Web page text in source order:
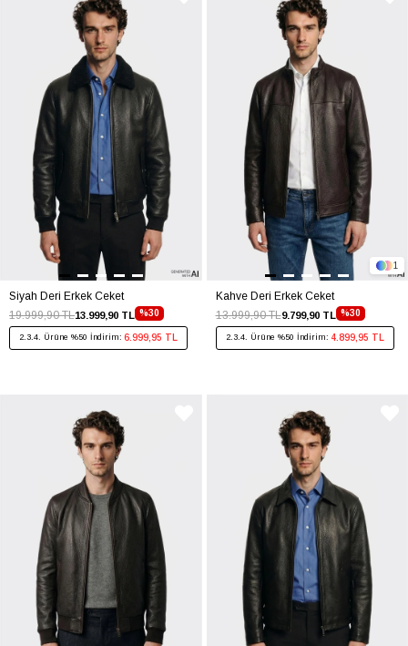
Siyah Deri Erkek Ceket
%30
13.999,90 TL
19.999,90 TL
2.3.4. Ürüne %50 İndirim: 6.999,95 TL
Kahve Deri Erkek Ceket
%30
9.799,90 TL
13.999,90 TL
2.3.4. Ürüne %50 İndirim: 4.899,95 TL
1